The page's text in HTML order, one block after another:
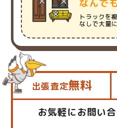
なんで
トラックを
なしで大量
出張査定無料
お気軽にお問い